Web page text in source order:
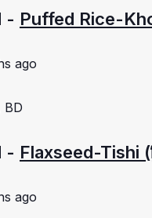
- Puffed Rice-Khoi
ago
BD
- Flaxseed-Tishi
ago